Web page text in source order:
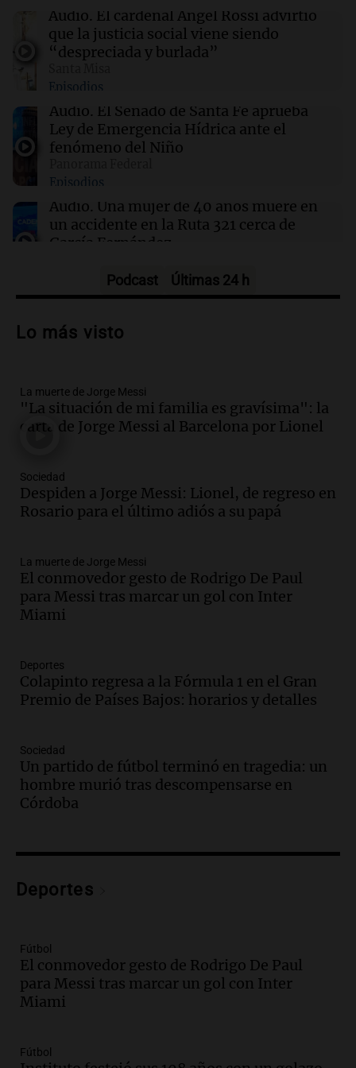
08:39 Deportes
El conmovedor homenaje de De Paul a Messi
08:25 Sociedad
El domingo amaneció soleado y helado en
Córdoba: cómo seguirá el tiempo en el
Audio. El cardenal Ángel Rossi advirtió
que la justicia social viene siendo
“despreciada y burlada”
Episodios
Audio. El Senado de Santa Fe aprueba
Ley de Emergencia Hídrica ante el
fenómeno del Niño
Episodios
Audio. Una mujer de 40 años muere en
un accidente en la Ruta 321 cerca de
García Fernández
Audio.El Tesoro Nacional captura 12
liquidez de 4 billones
Audio.La lección del Titanic y la
humildad en tiempos de tormenta
según San Ignacio de Loyola
Audio. Tormentas y filtraciones: "El
agua entra por donde menos
Episodios
Audio.Nahuel Pennisi y la huella de
Mercedes Sosa: "La emoción es el filtro
máximo".
Audio.Orellana Lucca celebró su peña
de folclore en Córdoba
Episodios
Audio.Trágico accidente en Mendoza:
un muerto y varios heridos tras caída de
vehículos desde un puente
Episodios
y cinco heridos tras caer dos autos desde
Episodios
Audio.Messi llegará esta noche a
Rosario para acompañar a su familia
tras la muerte de su papá
Audio.Ley de Propiedad Privada: el revés
Podcast Últimas 24 h
Lo más visto
La muerte de Jorge Messi
"La situación de mi familia es gravísima": la
carta de Jorge Messi al Barcelona por Lionel
Sociedad
Despiden a Jorge Messi: Lionel, de regreso en
Rosario para el último adiós a su papá
La muerte de Jorge Messi
El conmovedor gesto de Rodrigo De Paul
para Messi tras marcar un gol con Inter
Miami
Deportes
Colapinto regresa a la Fórmula 1 en el Gran
Premio de Países Bajos: horarios y detalles
Sociedad
Un partido de fútbol terminó en tragedia: un
hombre murió tras descompensarse en
Córdoba
Deportes
Fútbol
El conmovedor gesto de Rodrigo De Paul
para Messi tras marcar un gol con Inter
Miami
Fútbol